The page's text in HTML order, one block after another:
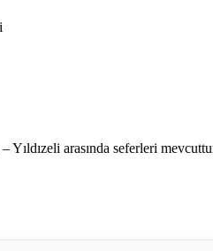
Yıldızeli arasında seferleri